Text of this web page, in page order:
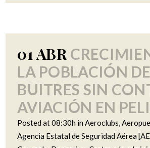
01 ABR
LA POBLACIÓN DE
BUITRES SIN
AVIACIÓN EN
Posted at 08:30h inAeroclubs,
Agencia Estatal de Seguridad Aérea